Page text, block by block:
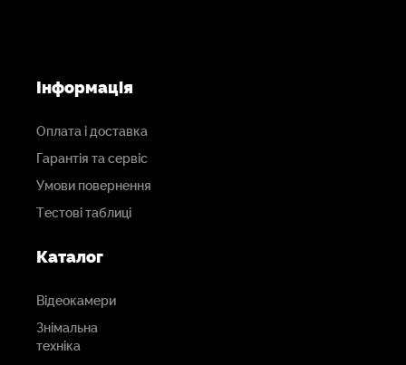
Інформація
Оплата і доставка
Гарантія та сервіс
Умови повернення
Тестові таблиці
Каталог
Відеокамери
Знімальна
техніка